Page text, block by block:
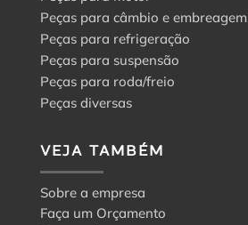
Peças para câmbio e embreagem
Peças para refrigeração
Peças para suspensão
Peças para roda/freio
Peças diversas
VEJA TAMBÉM
Sobre a empresa
Faça um Orçamento